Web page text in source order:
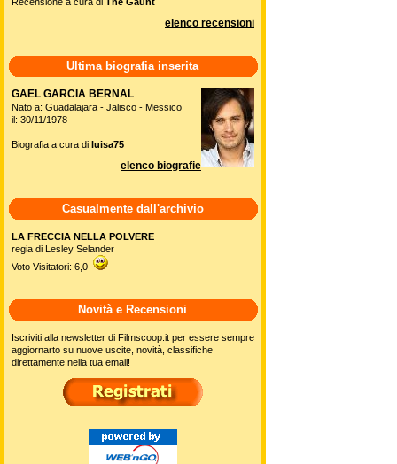
elenco recensioni
Ultima biografia inserita
GAEL GARCIA BERNAL
Nato a: Guadalajara - Jalisco - Messico
il: 30/11/1978
Biografia a cura di luisa75
elenco biografie
Casualmente dall'archivio
LA FRECCIA NELLA POLVERE
regia di Lesley Selander
Voto Visitatori: 6,0
Novità e Recensioni
Iscriviti alla newsletter di Filmscoop.it per essere sempre
aggiornarto su nuove uscite, novità, classifiche
direttamente nella tua email!